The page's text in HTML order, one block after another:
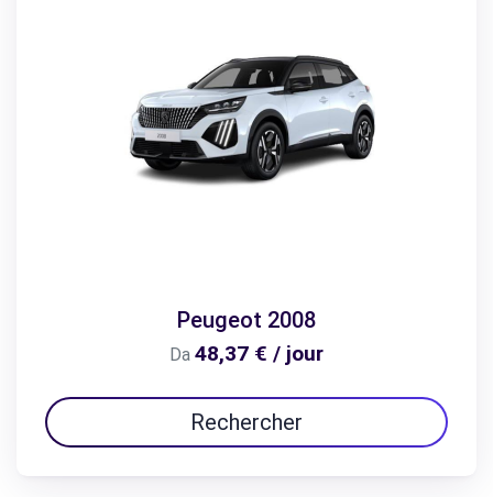
Peugeot 2008
Da 48,37 € / jour
Rechercher